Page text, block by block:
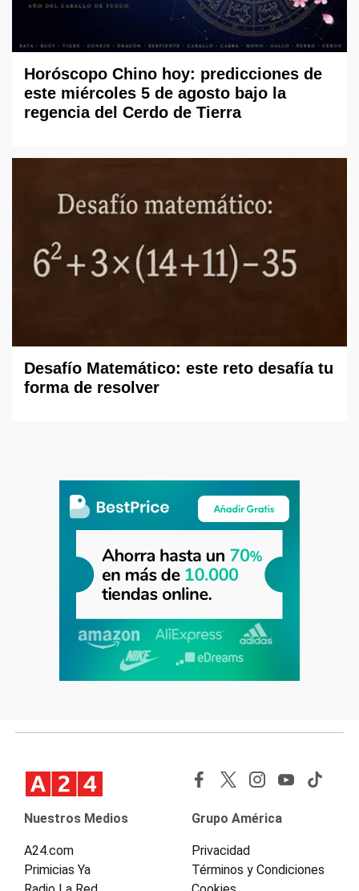
Horóscopo Chino hoy: predicciones de
este miércoles 5 de agosto bajo la
regencia del Cerdo de Tierra
Desafío Matemático: este reto desafía tu
forma de resolver
Nuestros Medios
A24.com
Primicias Ya
Grupo América
Privacidad
Términos y Condiciones